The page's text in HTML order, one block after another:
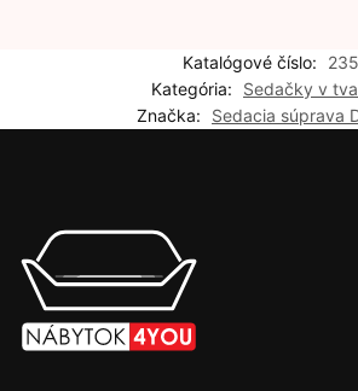
Katalógové číslo:
235
Kategória:
Sedačky v
Značka:
Sedacia súprava